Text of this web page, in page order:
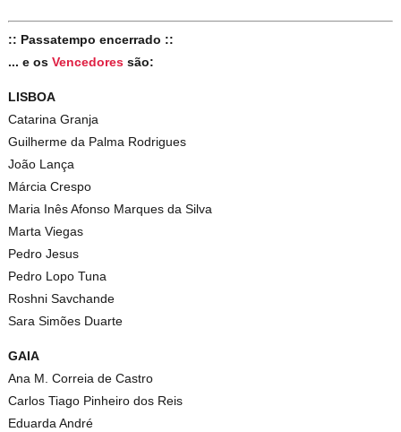
:: Passatempo encerrado ::
... e osVencedores são:
LISBOA
Catarina Granja
Guilherme da Palma Rodrigues
João Lança
Márcia Crespo
Maria Inês Afonso Marques da Silva
Marta Viegas
Pedro Jesus
Pedro Lopo Tuna
Roshni Savchande
Sara Simões Duarte
GAIA
Ana M. Correia de Castro
Carlos Tiago Pinheiro dos Reis
Eduarda André